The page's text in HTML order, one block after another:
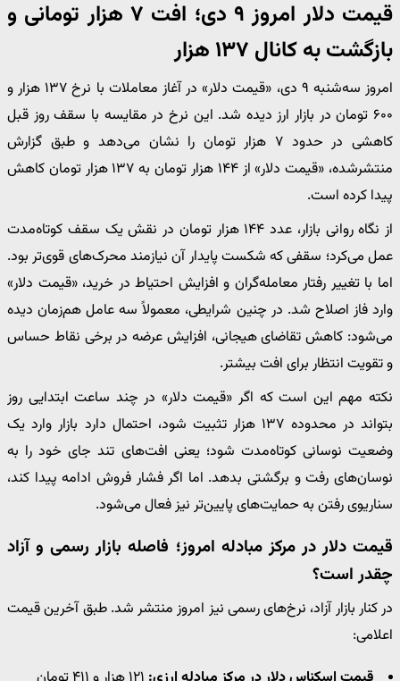
قیمت دلار امروز ۹ دی؛ افت ۷ هزار تومانی و
بازگشت به کانال ۱۳۷ هزار
امروز سه‌شنبه ۹ دی، «قیمت دلار» در آغاز معاملات با نرخ ۱۳۷ هزار و
۶۰۰ تومان در بازار ارز دیده شد. این نرخ در مقایسه با سقف روز قبل
کاهشی در حدود ۷ هزار تومان را نشان می‌دهد و طبق گزارش
منتشرشده، «قیمت دلار» از ۱۴۴ هزار تومان به ۱۳۷ هزار تومان کاهش
پیدا کرده است.
از نگاه روانی بازار، عدد ۱۴۴ هزار تومان در نقش یک سقف کوتاه‌مدت
عمل می‌کرد؛ سقفی که شکست پایدار آن نیازمند محرک‌های قوی‌تر بود.
اما با تغییر رفتار معامله‌گران و افزایش احتیاط در خرید، «قیمت دلار»
وارد فاز اصلاح شد. در چنین شرایطی، معمولاً سه عامل هم‌زمان دیده
می‌شود: کاهش تقاضای هیجانی، افزایش عرضه در برخی نقاط حساس
و تقویت انتظار برای افت بیشتر.
نکته مهم این است که اگر «قیمت دلار» در چند ساعت ابتدایی روز
بتواند در محدوده ۱۳۷ هزار تثبیت شود، احتمال دارد بازار وارد یک
وضعیت نوسانی کوتاه‌مدت شود؛ یعنی افت‌های تند جای خود را به
نوسان‌های رفت و برگشتی بدهد. اما اگر فشار فروش ادامه پیدا کند،
سناریوی رفتن به حمایت‌های پایین‌تر نیز فعال می‌شود.
قیمت دلار در مرکز مبادله امروز؛ فاصله بازار رسمی و آزاد
چقدر است؟
در کنار بازار آزاد، نرخ‌های رسمی نیز امروز منتشر شد. طبق آخرین قیمت
اعلامی: